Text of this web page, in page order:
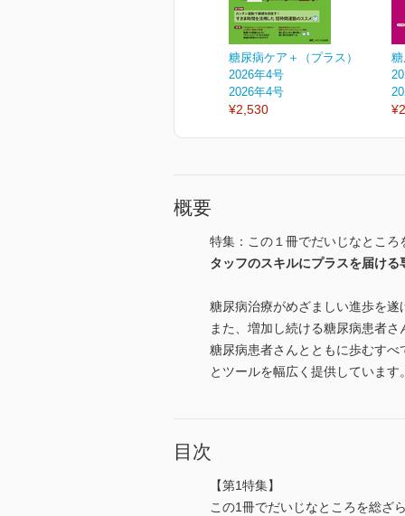
糖尿病ケア＋（プラス）
2026年4号
2026年4号
¥2,530
概要
特集：この１冊でだいじなとこ
タッフのスキルにプラスを届ける
糖尿病治療がめざましい進歩を
また、増加し続ける糖尿病患者
糖尿病患者さんとともに歩むす
とツールを幅広く提供しています
目次
【第1特集】
この1冊でだいじなところを総ざ